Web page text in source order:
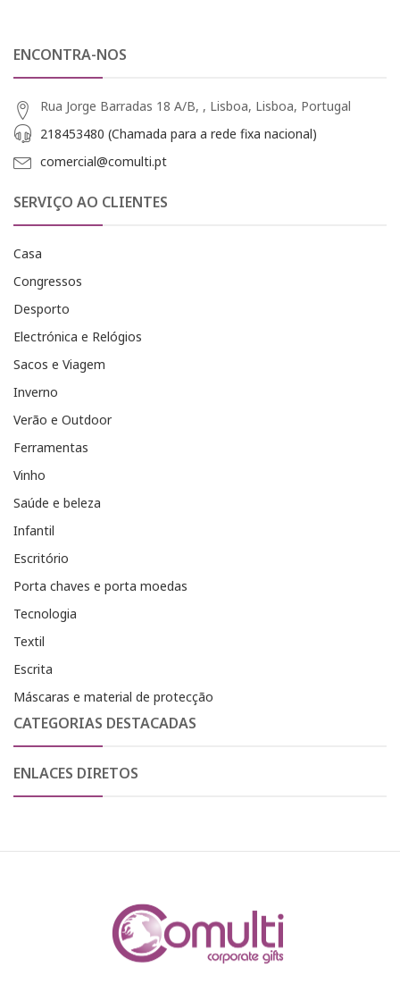
ENCONTRA-NOS
Rua Jorge Barradas 18 A/B, , Lisboa, Lisboa, Portugal
218453480 (Chamada para a rede fixa nacional)
comercial@comulti.pt
SERVIÇO AO CLIENTES
Casa
Congressos
Desporto
Electrónica e Relógios
Sacos e Viagem
Inverno
Verão e Outdoor
Ferramentas
Vinho
Saúde e beleza
Infantil
Escritório
Porta chaves e porta moedas
Tecnologia
Textil
Escrita
Máscaras e material de protecção
CATEGORIAS DESTACADAS
ENLACES DIRETOS